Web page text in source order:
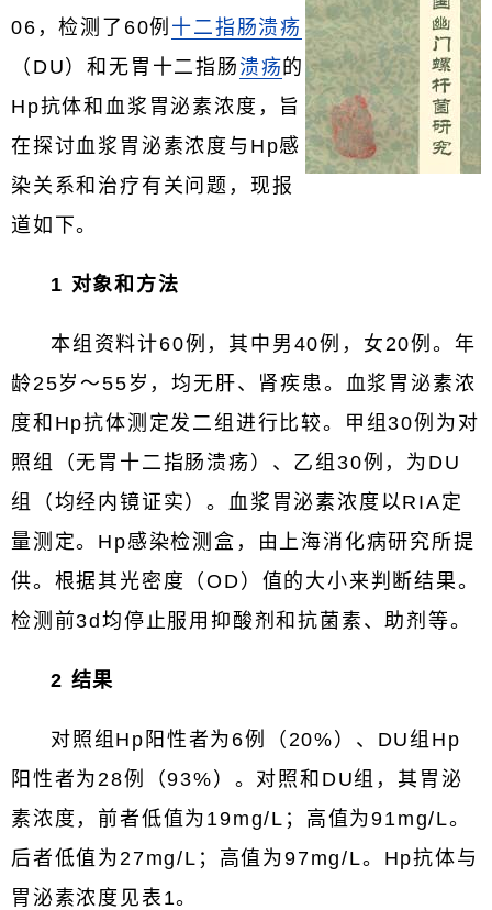
06，检测了60例 十二指肠溃疡
（DU）和无胃十二指肠 溃疡的
Hp抗体和血浆胃泌素浓度，旨
在探讨血浆胃泌素浓度与Hp感
染关系和治疗有关问题，现报
道如下。
1 对象和方法
本组资料计60例，其中男40例，女20例。年
龄25岁～55岁，均无肝、肾疾患。血浆胃泌素浓
度和Hp抗体测定发二组进行比较。甲组30例为对
照组（无胃十二指肠溃疡）、乙组30例，为DU
组（均经内镜证实）。血浆胃泌素浓度以RIA定
量测定。Hp感染检测盒，由上海消化病研究所提
供。根据其光密度（OD）值的大小来判断结果。
检测前3d均停止服用抑酸剂和抗菌素、助剂等。
2 结果
对照组Hp阳性者为6例（20%）、DU组Hp
阳性者为28例（93%）。对照和DU组，其胃泌
素浓度，前者低值为19mg/L；高值为91mg/L。
后者低值为27mg/L；高值为97mg/L。Hp抗体与
胃泌素浓度见表1。